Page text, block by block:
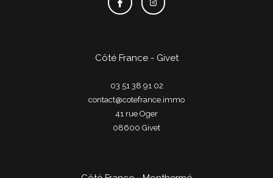
Côté France - Givet
03 51 38 91 02
contact@cotefrance.immo
41 rue Oger
08600
givet